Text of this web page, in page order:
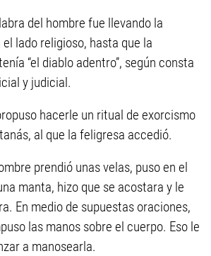
del hombre fue llevando la
lado religioso, hasta que la
“el diablo adentro”, según consta
y judicial.
hacerle un ritual de exorcismo
al que la feligresa accedió.
prendió unas velas, puso en el
manta, hizo que se acostara y le
En medio de supuestas oraciones,
las manos sobre el cuerpo. Eso le
a manosearla.